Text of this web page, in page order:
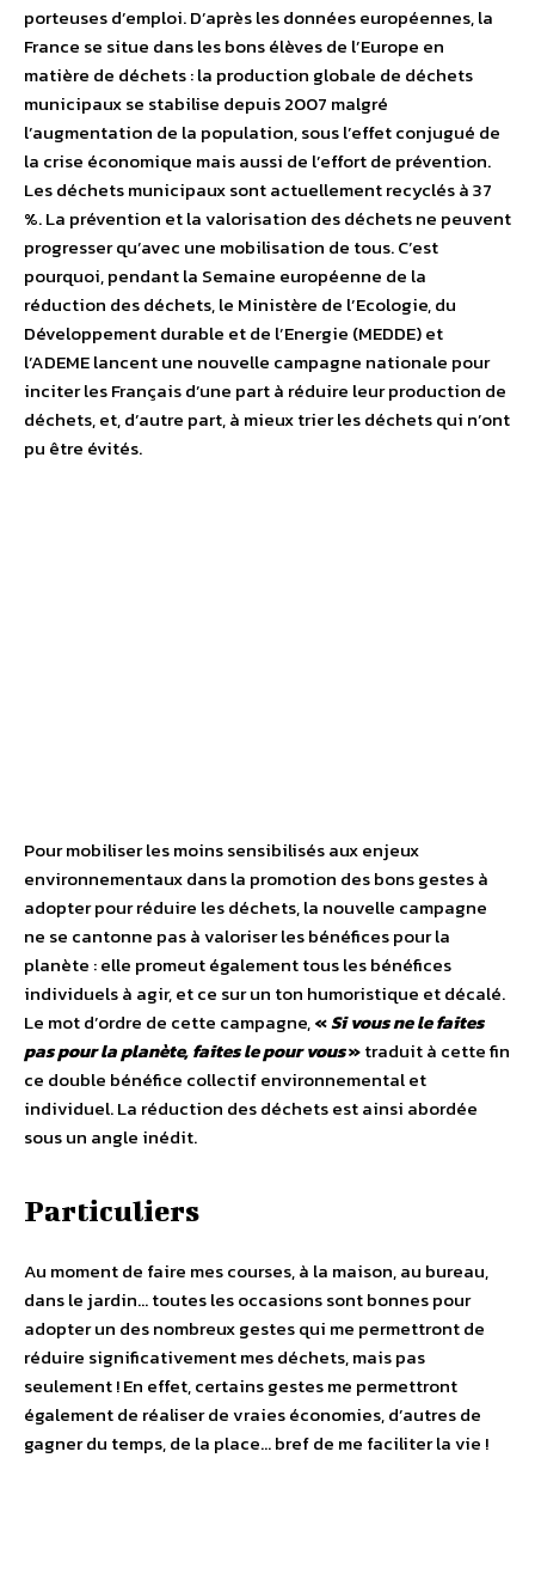
porteuses d’emploi. D’après les données européennes, la
France se situe dans les bons élèves de l’Europe en
matière de déchets : la production globale de déchets
municipaux se stabilise depuis 2007 malgré
l’augmentation de la population, sous l’effet conjugué de
la crise économique mais aussi de l’effort de prévention.
Les déchets municipaux sont actuellement recyclés à 37
%. La prévention et la valorisation des déchets ne peuvent
progresser qu’avec une mobilisation de tous. C’est
pourquoi, pendant la Semaine européenne de la
réduction des déchets, le Ministère de l’Ecologie, du
Développement durable et de l’Energie (MEDDE) et
l’ADEME lancent une nouvelle campagne nationale pour
inciter les Français d’une part à réduire leur production de
déchets, et, d’autre part, à mieux trier les déchets qui n’ont
pu être évités.
Pour mobiliser les moins sensibilisés aux enjeux
environnementaux dans la promotion des bons gestes à
adopter pour réduire les déchets, la nouvelle campagne
ne se cantonne pas à valoriser les bénéfices pour la
planète : elle promeut également tous les bénéfices
individuels à agir, et ce sur un ton humoristique et décalé.
Le mot d’ordre de cette campagne,«Si vous ne le faites
pas pour la planète, faites le pour vous»traduit à cette fin
ce double bénéfice collectif environnemental et
individuel. La réduction des déchets est ainsi abordée
sous un angle inédit.
Particuliers
Au moment de faire mes courses, à la maison, au bureau,
dans le jardin… toutes les occasions sont bonnes pour
adopter un des nombreux gestes qui me permettront de
réduire significativement mes déchets, mais pas
seulement ! En effet, certains gestes me permettront
également de réaliser de vraies économies, d’autres de
gagner du temps, de la place… bref de me faciliter la vie !